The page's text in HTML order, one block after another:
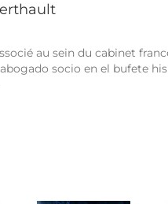
au sein du cabinet
socio en el bufete